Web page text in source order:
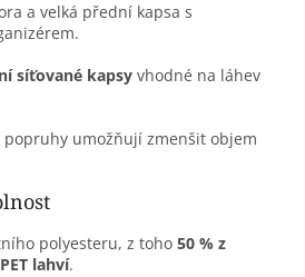
a velká přední kapsa s
síťované kapsy vhodné na láhev
popruhy umožňují zmenšit objem
polyesteru, z toho 50 % z
lahví.